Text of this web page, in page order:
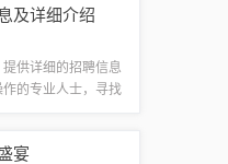
视觉与心灵的...
及详细介绍
供详细的招聘信息
的专业人士，寻找
化进程的加速...
宴